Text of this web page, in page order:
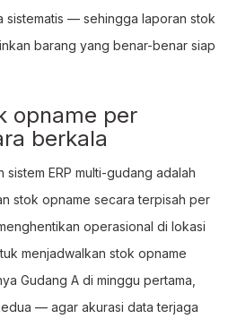
sistematis — sehingga laporan stok
barang yang benar-benar siap
opname per
berkala
sistem ERP multi-gudang adalah
stok opname secara terpisah per
operasional di lokasi
menjadwalkan stok opname
Gudang A di minggu pertama,
— agar akurasi data terjaga